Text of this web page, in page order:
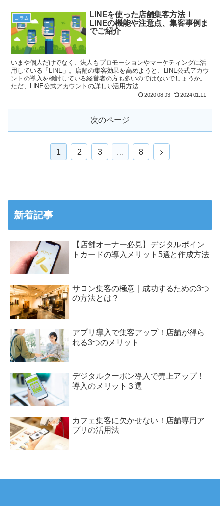
コラム
LINEを使った店舗集客方法！
LINEの機能や注意点、集客事例ま
でご紹介
いまや個人だけでなく、法人もプロモーションやマーケティングに活
用している「LINE」。店舗の集客効果を高めようと、LINE公式アカウ
ントの導入を検討している経営者の方も多いのではないでしょうか。
ただ、LINE公式アカウントの詳しい活用方法...
2020.08.03 2024.01.11
次のページ
1 2 3 … 8
新着記事
【店舗オーナー必見】デジタルポイン
トカードの導入メリット5選と作成方法
サロン集客の極意｜成功するための3つ
の方法とは？
アプリ導入で集客アップ！店舗が得ら
れる3つのメリット
デジタルクーポン導入で売上アップ！
導入のメリット３選
カフェ集客に欠かせない！店舗専用ア
プリの活用法